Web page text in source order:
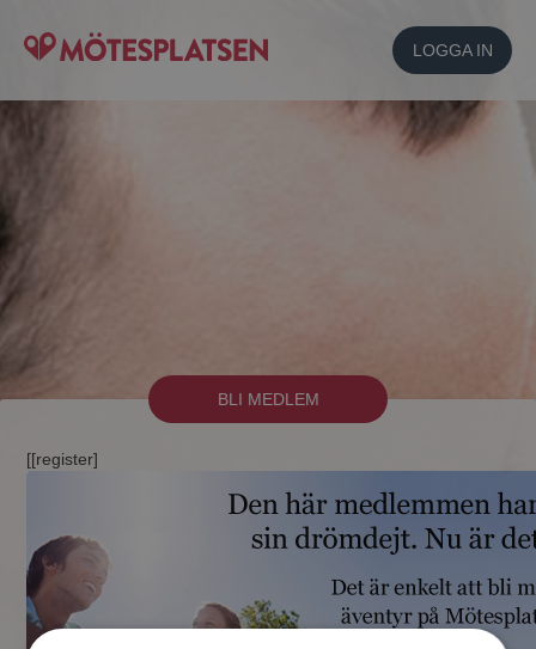
LOGGA IN
BLI MEDLEM
[[register]